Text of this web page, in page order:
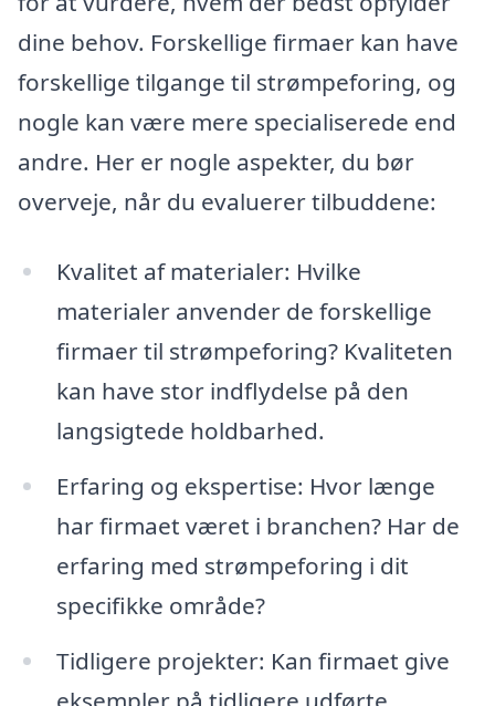
dine behov. Forskellige firmaer kan have
forskellige tilgange til strømpeforing, og
nogle kan være mere specialiserede end
andre. Her er nogle aspekter, du bør
overveje, når du evaluerer tilbuddene:
Kvalitet af materialer: Hvilke
materialer anvender de forskellige
firmaer til strømpeforing? Kvaliteten
kan have stor indflydelse på den
langsigtede holdbarhed.
Erfaring og ekspertise: Hvor længe
har firmaet været i branchen? Har de
erfaring med strømpeforing i dit
specifikke område?
Tidligere projekter: Kan firmaet give